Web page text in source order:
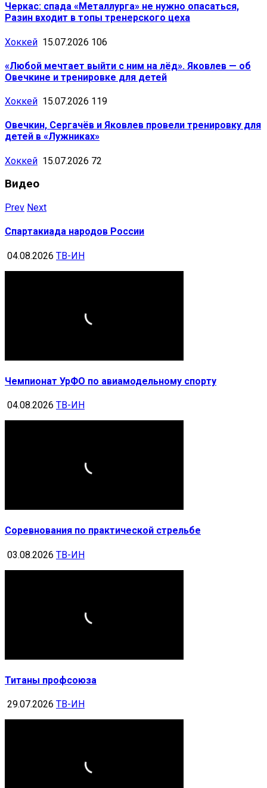
Черкас: спада «Металлурга» не нужно опасаться,
Разин входит в топы тренерского цеха
Хоккей 15.07.2026 106
«Любой мечтает выйти с ним на лёд». Яковлев — об
Овечкине и тренировке для детей
Хоккей 15.07.2026 119
Овечкин, Сергачёв и Яковлев провели тренировку для
детей в «Лужниках»
Хоккей 15.07.2026 72
Видео
Prev Next
Спартакиада народов России
04.08.2026 ТВ-ИН
Чемпионат УрФО по авиамодельному спорту
04.08.2026 ТВ-ИН
Соревнования по практической стрельбе
03.08.2026 ТВ-ИН
Титаны профсоюза
29.07.2026 ТВ-ИН